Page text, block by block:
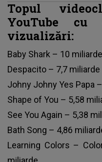
Topul
YouTube
vizualizări:
Baby Shark – 10 miliarde
Despacito – 7,7 miliarde
Johny Johny Yes Papa
Shape of You – 5,58
See You Again – 5,38
Bath Song – 4,86
Learning Colors –